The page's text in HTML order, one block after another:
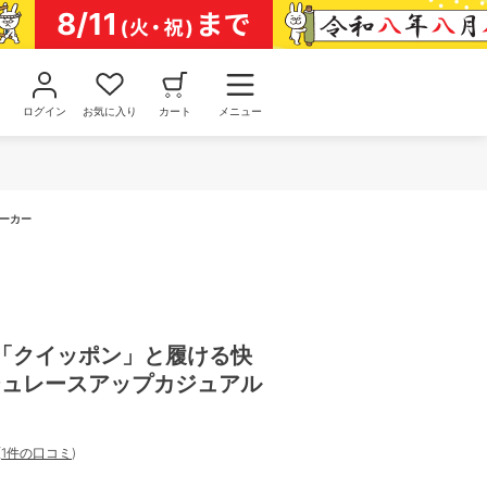
ログイン お気に入り カート メニュー
カー
クイッポン」と履ける快
レースアップカジュアル
1件の口コミ )